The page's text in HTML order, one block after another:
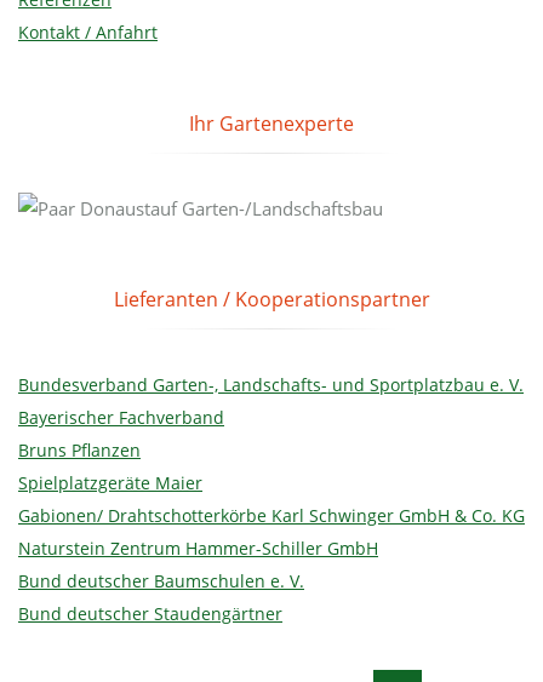
Kontakt / Anfahrt
Ihr Gartenexperte
Lieferanten / Kooperationspartner
Bundesverband Garten-, Landschafts- und Sportplatzbau e. V.
Bayerischer Fachverband
Bruns Pflanzen
Spielplatzgeräte Maier
Gabionen/ Drahtschotterkörbe Karl Schwinger GmbH & Co. KG
Naturstein Zentrum Hammer-Schiller GmbH
Bund deutscher Baumschulen e. V.
Bund deutscher Staudengärtner